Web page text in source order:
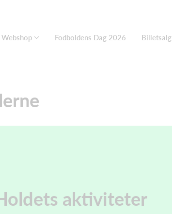
Webshop Fodboldens Dag 2026 Billetsalg
aktiviteter